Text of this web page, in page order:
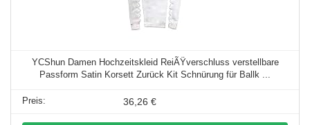
YCShun Damen Hochzeitskleid ReiÃŸverschluss verstellbare
Passform Satin Korsett Zurück Kit Schnürung für Ballk ...
36,26 €